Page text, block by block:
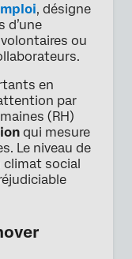
, désigne
d’une
ou
en
par
(RH)
qui mesure
Le niveau de
climat social